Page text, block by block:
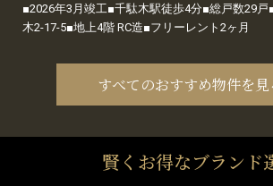
■2026年3月竣工■千駄木駅徒歩4分■総戸数29戸
木2-17-5■地上4階 RC造■フリーレント2ヶ月
すべてのおすすめ物件を見
賢くお得なブランド